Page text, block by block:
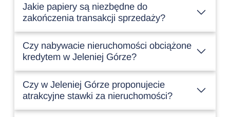
Jakie papiery są niezbędne do
zakończenia transakcji sprzedaży?
Czy nabywacie nieruchomości obciążone
kredytem w Jeleniej Górze?
Czy w Jeleniej Górze proponujecie
atrakcyjne stawki za nieruchomości?